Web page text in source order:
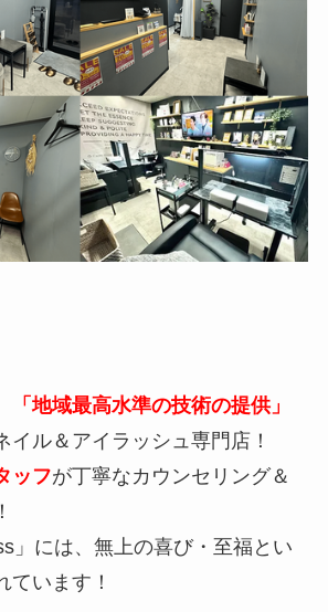
「地域最高水準の技術の提供」
イル＆アイラッシュ専門店！
ッフが丁寧なカウンセリング＆
」には、無上の喜び・至福とい
ています！